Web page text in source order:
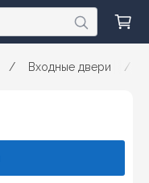
/ Входные двери /